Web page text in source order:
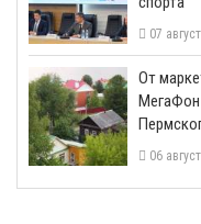
07
От
МегаФон
06